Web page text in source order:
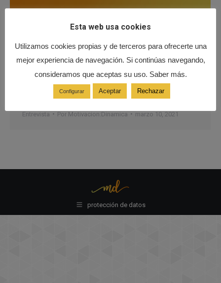
Liderazgo empresarial
Entrevista Por Motivacion:Dinamica marzo 10, 2021
protección de datos
Esta web usa cookies
Utilizamos cookies propias y de terceros para ofrecerte una
mejor experiencia de navegación. Si continúas navegando,
consideramos que aceptas su uso. Saber más.
Configurar Aceptar Rechazar